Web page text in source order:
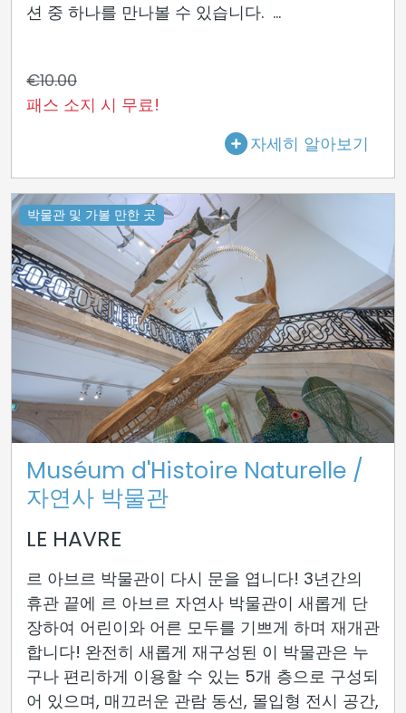
션 중 하나를 만나볼 수 있습니다. ...
€10.00
패스 소지 시 무료!
자세히 알아보기
박물관 및 가볼 만한 곳
Muséum d'Histoire Naturelle /
자연사 박물관
LE HAVRE
르 아브르 박물관이 다시 문을 엽니다! 3년간의
휴관 끝에 르 아브르 자연사 박물관이 새롭게 단
장하여 어린이와 어른 모두를 기쁘게 하며 재개관
합니다! 완전히 새롭게 재구성된 이 박물관은 누
구나 편리하게 이용할 수 있는 5개 층으로 구성되
어 있으며, 매끄러운 관람 동선, 몰입형 전시 공간,